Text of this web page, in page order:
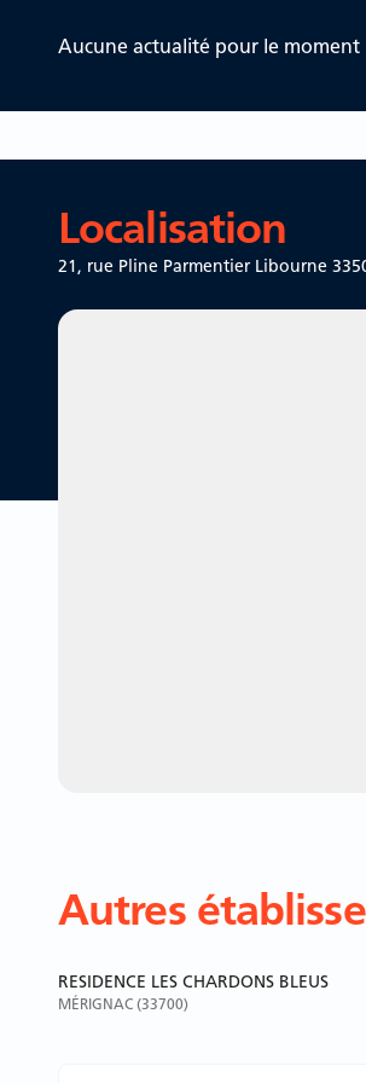
Aucune actualité pour le moment
Localisation
21, rue Pline Parmentier Libourne
Autres
RESIDENCE LES CHARDONS BLEUS
MÉRIGNAC (33700)